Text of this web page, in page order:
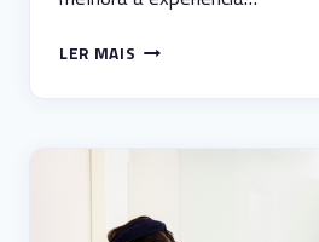
LER MAIS LOGÍSTICA